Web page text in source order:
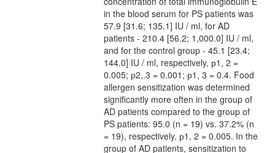
in the blood serum for PS patients was
57.9 [31.6; 135.1] IU / ml, for AD
patients - 210.4 [56.2; 1,000.0] IU / ml,
and for the control group - 45.1 [23.4;
144.0] IU / ml, respectively, р1, 2 =
0.005; р2,.3 = 0.001; р1, 3 = 0.4. Food
allergen sensitization was determined
significantly more often in the group of
AD patients compared to the group of
PS patients: 95.0 (n = 19) vs. 37.2% (n
= 19), respectively, р1, 2 = 0.005. In the
group of AD patients, sensitization to